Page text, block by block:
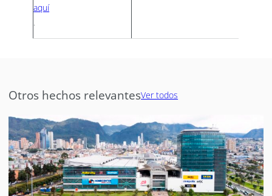
aquí
.
Otros hechos relevantesVer todos